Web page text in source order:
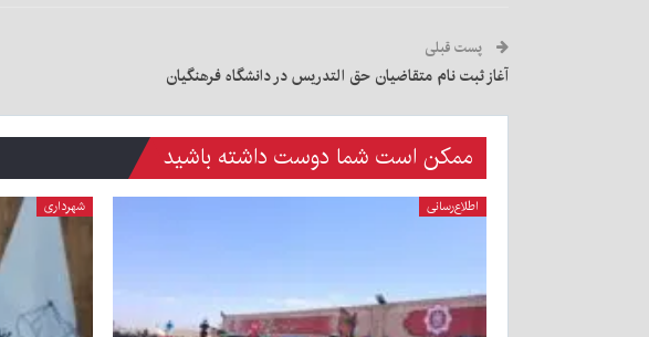
پست قبلی
آغاز ثبت نام متقاضیان حق التدریس در دانشگاه فرهنگیان
ممکن است شما دوست داشته باشید
اطلاع‌رسانی شهرداری